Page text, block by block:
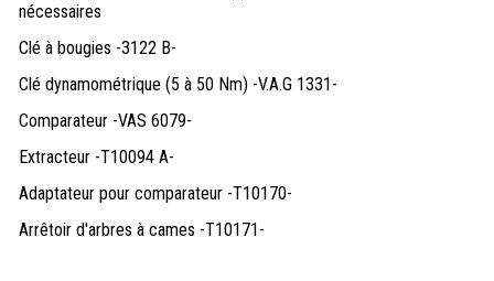
nécessaires
Clé à bougies -3122 B-
Clé dynamométrique (5 à 50 Nm) -V.A.G 1331-
Comparateur -VAS 6079-
Extracteur -T10094 A-
Adaptateur pour comparateur -T10170-
Arrêtoir d'arbres à cames -T10171-